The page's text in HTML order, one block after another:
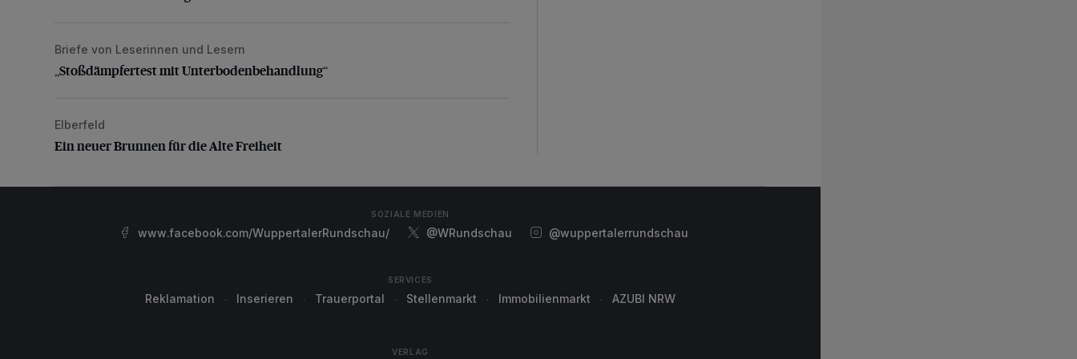
„Stoßdämpfertest mit Unterbodenbehandlung“
Briefe von Leserinnen und Lesern
„Stoßdämpfertest mit Unterbodenbehandlung“
Ein neuer Brunnen für die Alte Freiheit
Elberfeld
Ein neuer Brunnen für die Alte Freiheit
SOZIALE MEDIEN
www.facebook.com/WuppertalerRundschau/ @WRundschau @wuppertalerrundschau
SERVICES
Reklamation Inserieren Trauerportal Stellenmarkt Immobilienmarkt AZUBI NRW
VERLAG